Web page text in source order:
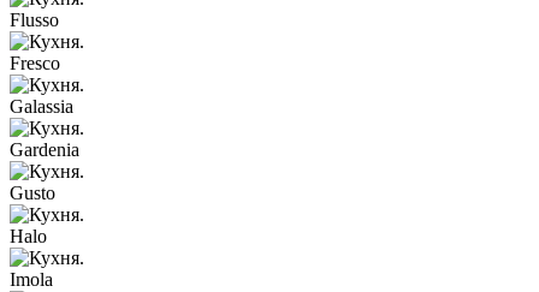
Flusso
Fresco
Galassia
Gardenia
Gusto
Halo
Imola